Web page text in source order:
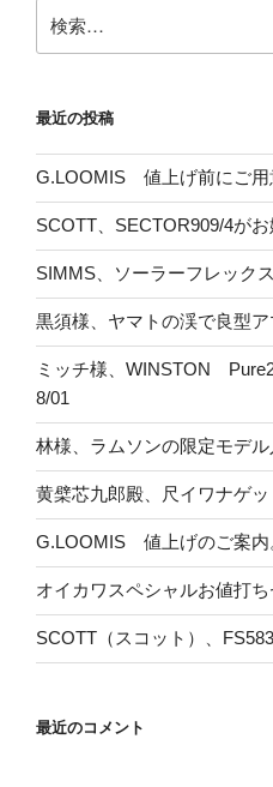
索:
最近の投稿
G.LOOMIS 値上げ前にご用
SCOTT、SECTOR909/4がお
SIMMS、ソーラーフレック
黒須様、ヤマトの渓で良型
ミッチ様、WINSTON
8/01
林様、ラムソンの限定モデル
黄檗芯九郎殿、尺イワナゲ
G.LOOMIS 値上げのご案内
オイカワスペシャルお値打ち
SCOTT（スコット）、
最近のコメント